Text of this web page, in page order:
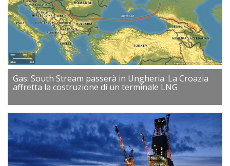
Gas: South Stream passerà in Ungheria. La Croazia
affretta la costruzione di un terminale LNG